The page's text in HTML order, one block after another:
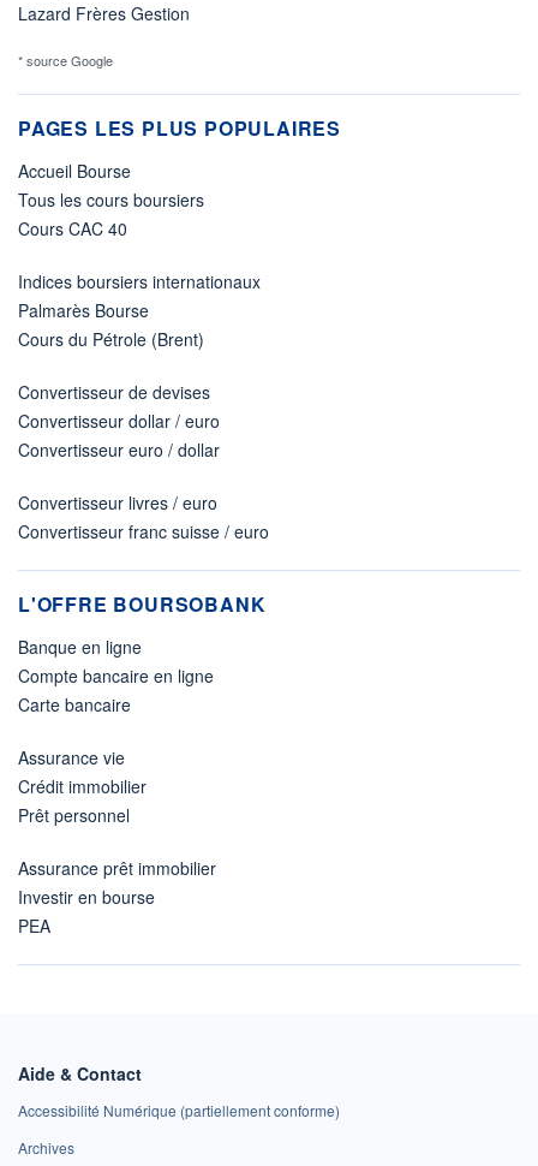
Lazard Frères Gestion
* source Google
PAGES LES PLUS POPULAIRES
Accueil Bourse
Tous les cours boursiers
Cours CAC 40
Indices boursiers internationaux
Palmarès Bourse
Cours du Pétrole (Brent)
Convertisseur de devises
Convertisseur dollar / euro
Convertisseur euro / dollar
Convertisseur livres / euro
Convertisseur franc suisse / euro
L'OFFRE BOURSOBANK
Banque en ligne
Compte bancaire en ligne
Carte bancaire
Assurance vie
Crédit immobilier
Prêt personnel
Assurance prêt immobilier
Investir en bourse
PEA
Aide & Contact
Accessibilité Numérique (partiellement conforme)
Archives